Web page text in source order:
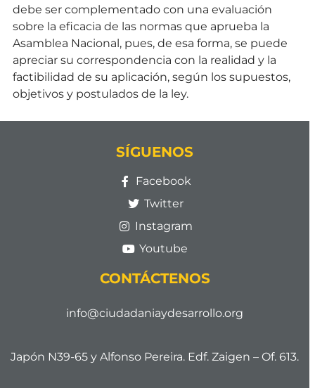
debe ser complementado con una evaluación
sobre la eficacia de las normas que aprueba la
Asamblea Nacional, pues, de esa forma, se puede
apreciar su correspondencia con la realidad y la
factibilidad de su aplicación, según los supuestos,
objetivos y postulados de la ley.
SÍGUENOS
Facebook
Twitter
Instagram
Youtube
CONTÁCTENOS
info@ciudadaniaydesarrollo.org
Japón N39-65 y Alfonso Pereira. Edf. Zaigen – Of. 613.